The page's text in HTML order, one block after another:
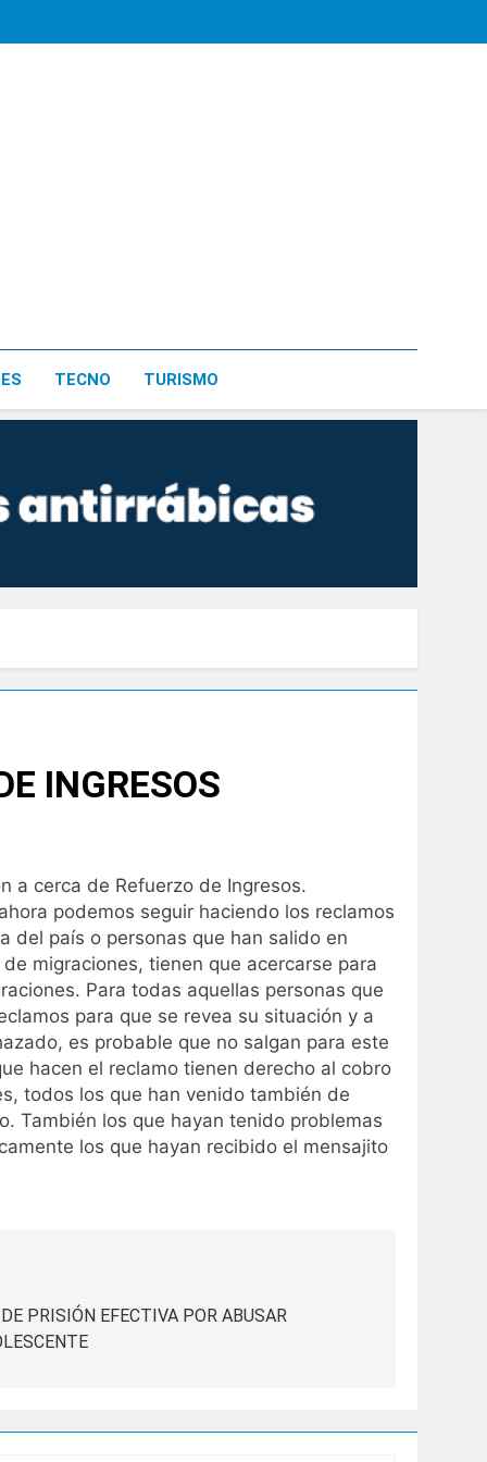
TECNO TURISMO
INGRESOS
a cerca de Refuerzo de Ingresos.
podemos seguir haciendo los reclamos
del país o personas que han salido en
migraciones, tienen que acercarse para
Para todas aquellas personas que
para que se revea su situación y a
es probable que no salgan para este
hacen el reclamo tienen derecho al cobro
todos los que han venido también de
También los que hayan tenido problemas
los que hayan recibido el mensajito
PRISIÓN EFECTIVA POR ABUSAR